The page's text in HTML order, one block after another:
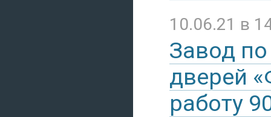
10.06.21 в
Завод
дверей
работу